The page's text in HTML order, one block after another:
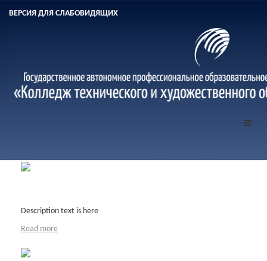
ВЕРСИЯ ДЛЯ СЛАБОВИДЯЩИХ
Description text is here
Read more